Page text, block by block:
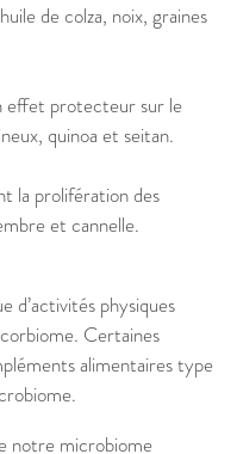
de colza, noix, graines
effet protecteur sur le
quinoa et seitan.
la prolifération des
et cannelle.
d’activités physiques
Certaines
alimentaires type
notre microbiome